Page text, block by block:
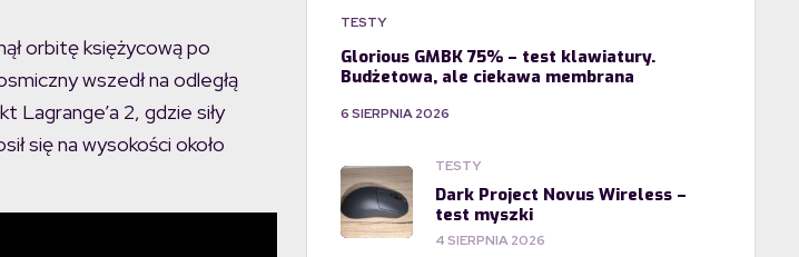
orbitę księżycową po
wszedł na odległą
2, gdzie siły
się na wysokości około
TESTY
Glorious GMBK 75% – test klawiatury.
Budżetowa, ale ciekawa membrana
6 SIERPNIA 2026
TESTY
Dark Project Novus Wireless –
test myszki
4 SIERPNIA 2026